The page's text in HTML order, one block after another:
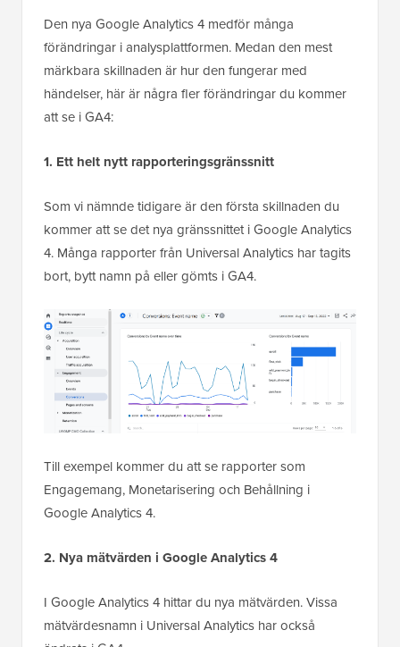
Den nya Google Analytics 4 medför många
förändringar i analysplattformen. Medan den mest
märkbara skillnaden är hur den fungerar med
händelser, här är några fler förändringar du kommer
att se i GA4:
1. Ett helt nytt rapporteringsgränssnitt
Som vi nämnde tidigare är den första skillnaden du
kommer att se det nya gränssnittet i Google Analytics
4. Många rapporter från Universal Analytics har tagits
bort, bytt namn på eller gömts i GA4.
Till exempel kommer du att se rapporter som
Engagemang, Monetarisering och Behållning i
Google Analytics 4.
2. Nya mätvärden i Google Analytics 4
I Google Analytics 4 hittar du nya mätvärden. Vissa
mätvärdesnamn i Universal Analytics har också